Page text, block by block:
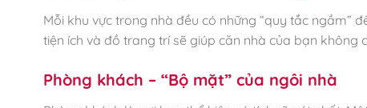
Mỗi khu vực trong nhà đều có những “quy tắc ngầm”
tiện ích và đồ trang trí sẽ giúp căn nhà của bạn không
Phòng khách – “Bộ mặt” của ngôi nhà